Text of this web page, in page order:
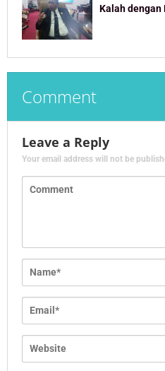
Kalah dengan
Comment
Leave a Reply
Your email address will not be